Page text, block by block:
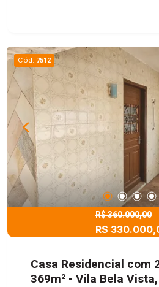
Cód. 7512
R$ 360.000,00
R$
Casa Residencial com
369m² - Vila Bela